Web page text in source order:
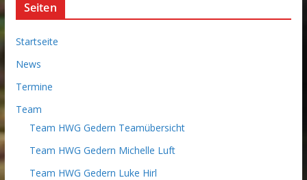
Seiten
Startseite
News
Termine
Team
Team HWG Gedern Teamübersicht
Team HWG Gedern Michelle Luft
Team HWG Gedern Luke Hirl